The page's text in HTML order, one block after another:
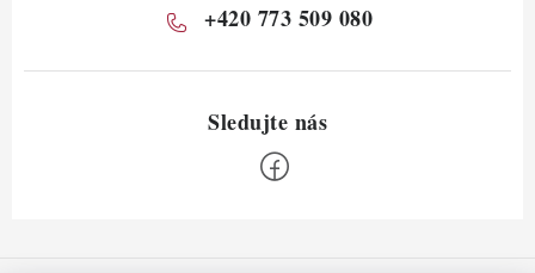
+420 773 509 080